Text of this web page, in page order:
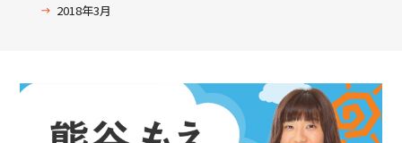
2018年3月